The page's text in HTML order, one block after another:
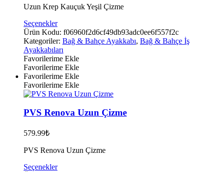
Uzun Krep Kauçuk Yeşil Çizme
SeçeneklerBu
ürünün
birden
fazla
varyasyonu
var.
Seçenekler
ürün
sayfasından
Ürün Kodu: f06960f2d6cf49db93adc0ee6f557f2c
Kategoriler: Bağ & Bahçe Ayakkabı, Bağ & Bahçe İş
Ayakkabıları
Favorilerime Ekle
Favorilerime Ekle
Favorilerime Ekle
Favorilerime Ekle
PVS Renova Uzun Çizme
579.99₺
PVS Renova Uzun Çizme
SeçeneklerBu